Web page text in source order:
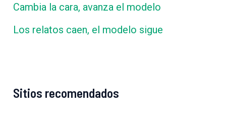
Cambia la cara, avanza el modelo
Los relatos caen, el modelo sigue
Sitios recomendados